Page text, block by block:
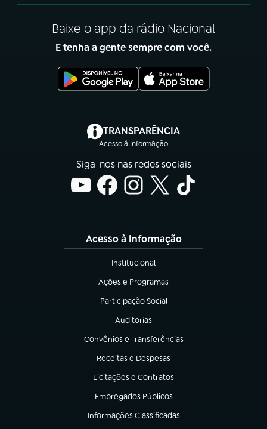
Baixe o app da rádio Nacional
E tenha a gente sempre com você.
TRANSPARÊNCIA
Acesso à Informação
(abre em nova aba)
Siga-nos nas redes sociais
Acesso à Informação
Institucional
(abre em nova aba)
Ações e Programas
(abre em nova aba)
Participação Social
(abre em nova aba)
Auditorias
(abre em nova aba)
Convênios e Transferências
(abre em nova aba)
Receitas e Despesas
(abre em nova aba)
Licitações e Contratos
(abre em nova aba)
Empregados Públicos
(abre em nova aba)
Informações Classificadas
(abre em nova aba)